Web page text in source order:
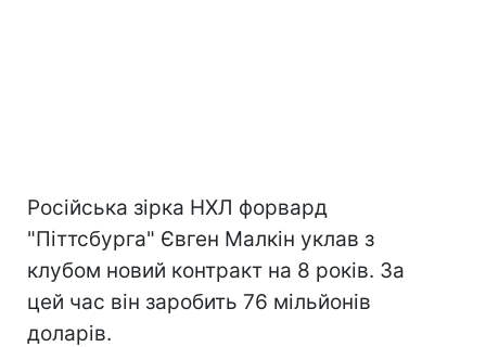
Російська зірка НХЛ форвард
"Піттсбурга" Євген Малкін уклав з
клубом новий контракт на 8 років. За
цей час він заробить 76 мільйонів
доларів.